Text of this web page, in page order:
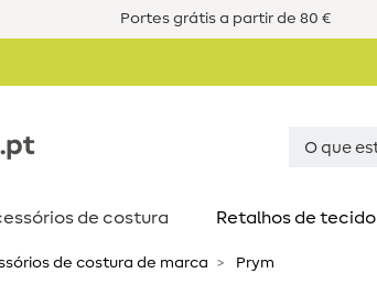
Portes grátis a partir de 80 €
de costura​ Retalhos de tecido
de costura de marca Prym